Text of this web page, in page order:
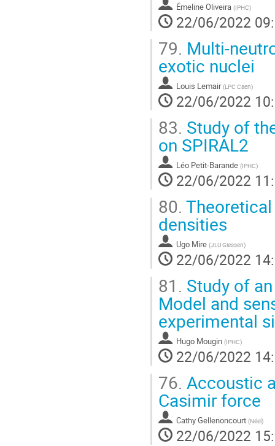
Émeline Oliveira (IPHC)
22/06/2022
79.
exotic nuclei
Louis Lemair (LPC Caen)
22/06/2022
83. Study of
on SPIRAL2
Léo Petit-Barande (IPHC)
22/06/2022
80.
densities
Ugo Mire (JLU Giessen)
22/06/2022
81. Study of
Model and
experimental
Hugo Mougin (IPHC)
22/06/2022
76. Accoustic
Casimir force
Cathy Gellenoncourt (Néel)
22/06/2022